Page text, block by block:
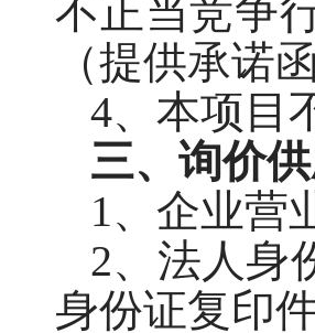
不正当竞争
（提供承诺
4、本项目
三、询价
1、企业营
2、法人身
身份证复印件